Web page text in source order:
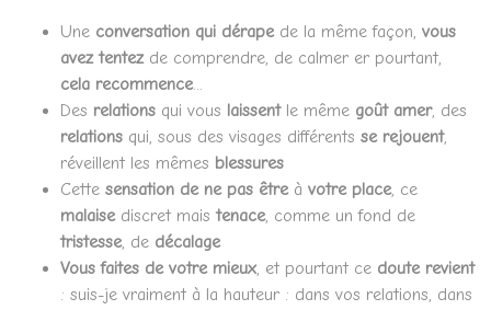
Une conversation qui dérapede la même façon, vous
avez tentezde comprendre, de calmer er pourtant,
cela recommence...
Des relations qui vous laissentle même goût amer, des
relations qui, sous des visages différents se rejouent,
réveillent les mêmes blessures
Cette sensation de ne pas êtreà votre place, ce
malaisediscret mais tenace, comme un fond de
tristesse, de décalage
Vous faites de votre mieux, et pourtant ce doute revient
: suis-je vraiment à la hauteur : dans vos relations, dans